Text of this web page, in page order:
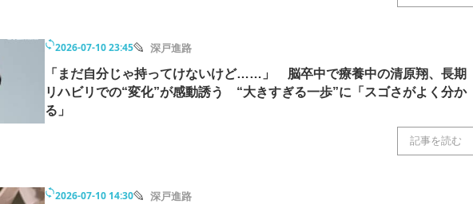
2026-07-10 23:45 深戸進路
「まだ自分じゃ持ってけないけど……」 脳卒中で療養中の清原翔、長期
リハビリでの“変化”が感動誘う “大きすぎる一歩”に「スゴさがよく分か
る」
記事を読む
2026-07-10 14:30 深戸進路